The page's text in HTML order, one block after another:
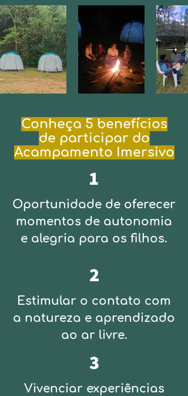
Conheça 5 benefícios
de participar do
Acampamento Imersivo
1
Oportunidade de oferecer
momentos de autonomia
e alegria para os filhos.
2
Estimular o contato com
a natureza e aprendizado
ao ar livre.
3
Vivenciar experiências